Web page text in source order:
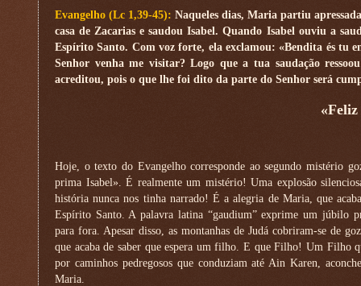
Evangelho (Lc 1,39-45): Naqueles dias, Maria partiu
casa de Zacarias e saudou Isabel. Quando Isabel ouviu a
Espírito Santo. Com voz forte, ela exclamou: «Bendita és tu
Senhor venha me visitar? Logo que a tua saudação
acreditou, pois o que lhe foi dito da parte do Senhor será
Hoje, o texto do Evangelho corresponde ao segundo mistério
prima Isabel». É realmente um mistério! Uma explosão
história nunca nos tinha narrado! É a alegria de Maria, que
Espírito Santo. A palavra latina “gaudium” exprime um júbilo
para fora. Apesar disso, as montanhas de Judá cobriram-se de
que acaba de saber que espera um filho. E que Filho! Um Filho
por caminhos pedregosos que conduziam até Ain Karen,
Maria.